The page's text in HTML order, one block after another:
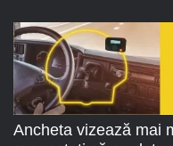
Ancheta vizează mai